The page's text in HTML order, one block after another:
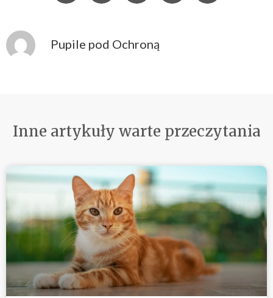
Pupile pod Ochroną
Inne artykuły warte przeczytania